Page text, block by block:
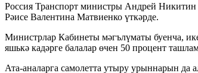
Россия Транспорт министры Андрей
Рәисе Валентина Матвиенко үткәрде.
Министрлар Кабинеты мәгълүматы буенча,
яшькә кадәрге балалар өчен 50 процент
Ата-аналарга самолетта утыру урыннарын да